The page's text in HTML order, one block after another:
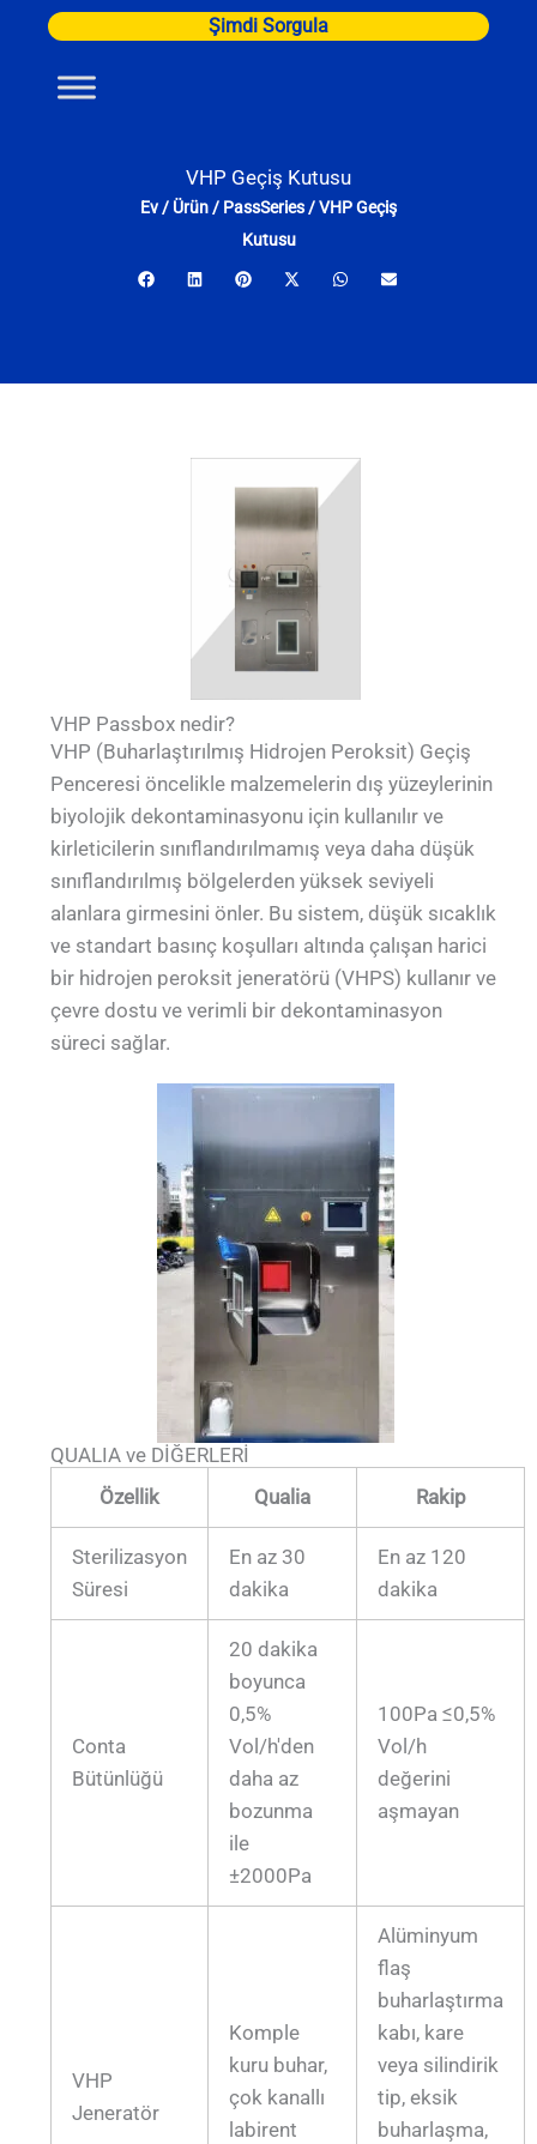
İçeriğe
Şimdi Sorgula
VHP Geçiş Kutusu
Ev/ Ürün/ PassSeries/VHP Geçiş
Kutusu
VHP Passbox nedir?
VHP (Buharlaştırılmış Hidrojen Peroksit) Geçiş
Penceresi öncelikle malzemelerin dış yüzeylerinin
biyolojik dekontaminasyonu için kullanılır ve
kirleticilerin sınıflandırılmamış veya daha düşük
sınıflandırılmış bölgelerden yüksek seviyeli
alanlara girmesini önler. Bu sistem, düşük sıcaklık
ve standart basınç koşulları altında çalışan harici
bir hidrojen peroksit jeneratörü (VHPS) kullanır ve
çevre dostu ve verimli bir dekontaminasyon
süreci sağlar.
QUALIA ve DİĞERLERİ
Özellik
Qualia Rakip
Sterilizasyon
Süresi
En az 30
dakika
En az 120
dakika
Conta
Bütünlüğü
20 dakika
boyunca
0,5%
Vol/h'den
daha az
bozunma
ile
±2000Pa
100Pa ≤0,5%
Vol/h
değerini
aşmayan
VHP
Jeneratör
Komple
kuru buhar,
çok kanallı
labirent
Alüminyum
flaş
buharlaştırma
kabı, kare
veya silindirik
tip, eksik
buharlaşma,